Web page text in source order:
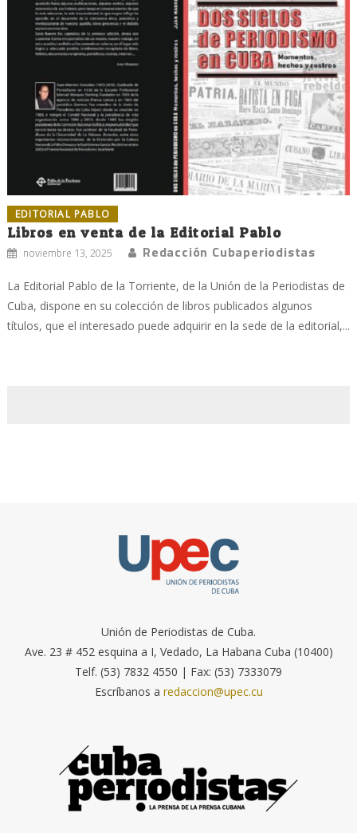
EDITORIAL PABLO
Libros en venta de la Editorial Pablo
noviembre 13, 2025 Redacción Cubaperiodistas
La Editorial Pablo de la Torriente, de la Unión de la Periodistas de
Cuba, dispone en su colección de libros publicados algunos
títulos, que el interesado puede adquirir en la sede de la editorial,...
Unión de Periodistas de Cuba.
Ave. 23 # 452 esquina a I, Vedado, La Habana Cuba (10400)
Telf. (53) 7832 4550 | Fax: (53) 7333079
Escríbanos a redaccion@upec.cu